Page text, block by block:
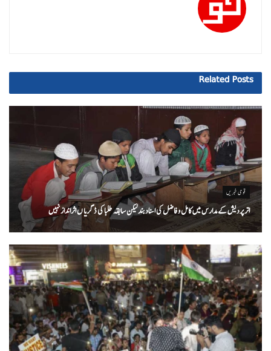
Related Posts
قومی خبریں
اتر پردیش کےمدارس میں کامل و فاضل کی اسناد بند لیکن سابقہ طلبا کی ڈگریا ں اثرانداز نہیں